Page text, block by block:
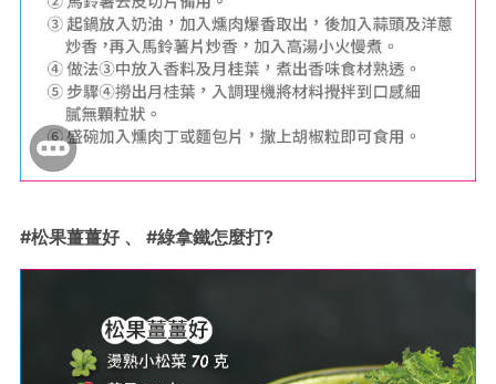
#松果薑薑好 、 #綠拿鐵怎麼打?